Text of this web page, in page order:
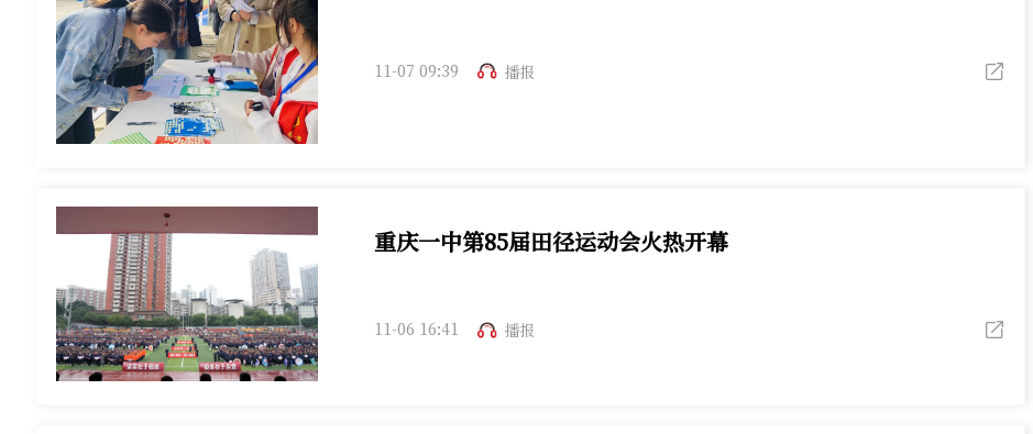
11-07 09:39 播报
重庆一中第85届田径运动会火热开幕
11-06 16:41 播报